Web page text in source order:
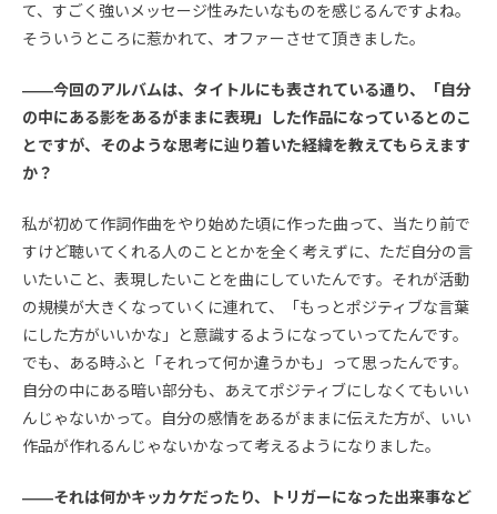
て、すごく強いメッセージ性みたいなものを感じるんですよね。
そういうところに惹かれて、オファーさせて頂きました。
――今回のアルバムは、タイトルにも表されている通り、「自分
の中にある影をあるがままに表現」した作品になっているとのこ
とですが、そのような思考に辿り着いた経緯を教えてもらえます
か？
私が初めて作詞作曲をやり始めた頃に作った曲って、当たり前で
すけど聴いてくれる人のこととかを全く考えずに、ただ自分の言
いたいこと、表現したいことを曲にしていたんです。それが活動
の規模が大きくなっていくに連れて、「もっとポジティブな言葉
にした方がいいかな」と意識するようになっていってたんです。
でも、ある時ふと「それって何か違うかも」って思ったんです。
自分の中にある暗い部分も、あえてポジティブにしなくてもいい
んじゃないかって。自分の感情をあるがままに伝えた方が、いい
作品が作れるんじゃないかなって考えるようになりました。
――それは何かキッカケだったり、トリガーになった出来事など